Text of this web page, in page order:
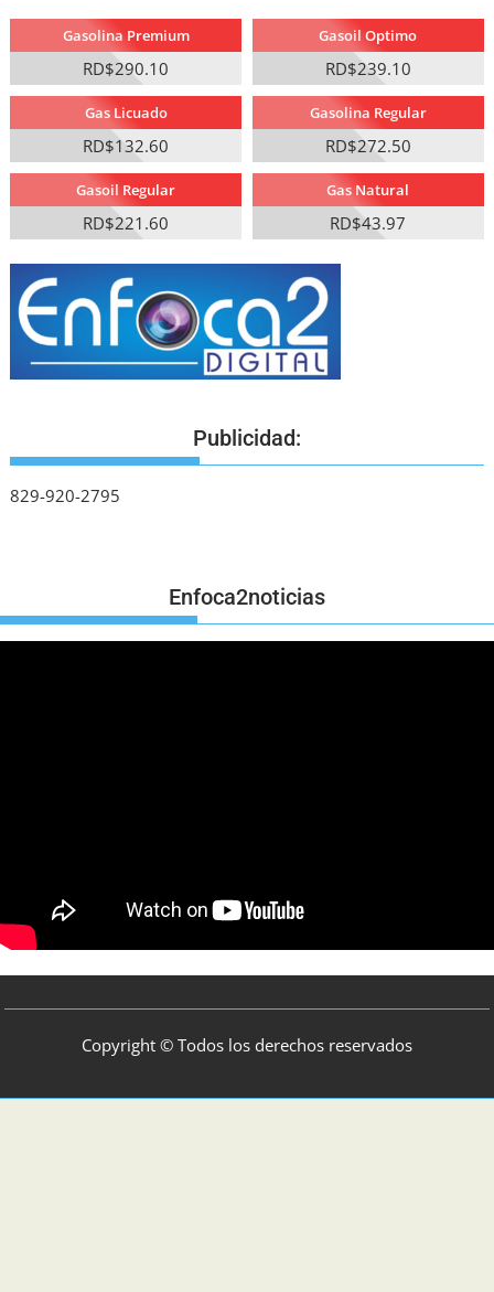
Gasolina Premium
RD$290.10
Gasoil Optimo
RD$239.10
Gas Licuado
RD$132.60
Gasolina Regular
RD$272.50
Gasoil Regular
RD$221.60
Gas Natural
RD$43.97
Publicidad:
829-920-2795
Enfoca2noticias
Copyright © Todos los derechos reservados